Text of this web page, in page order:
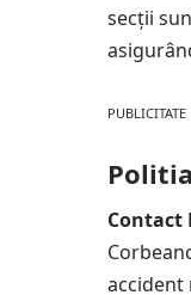
secții
PUBLICITATE
Contact
accident